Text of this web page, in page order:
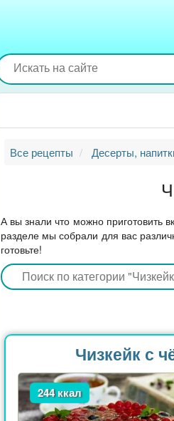
Все рецепты Десерты,
А вы знали что можно приготовить
разделе мы собрали для вас
готовьте!
Чизкейк с
244 ккал